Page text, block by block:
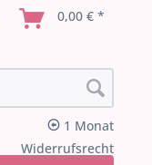
0,00 € *
1 Monat
Widerrufsrecht